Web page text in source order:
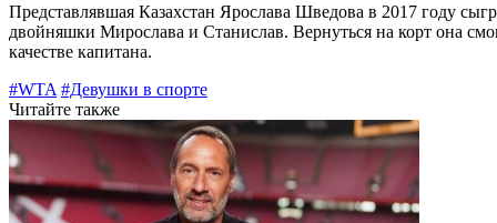
Представлявшая Казахстан Ярослава Шведова в 2017 году
двойняшки Мирослава и Станислав. Вернуться на корт она
качестве капитана.
#WTA #Девушки в спорте
Читайте также